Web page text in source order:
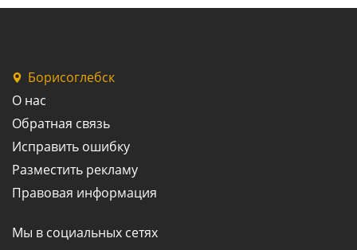
Борисоглебск
О нас
Обратная связь
Исправить ошибку
Разместить рекламу
Правовая информация
Мы в социальных сетях